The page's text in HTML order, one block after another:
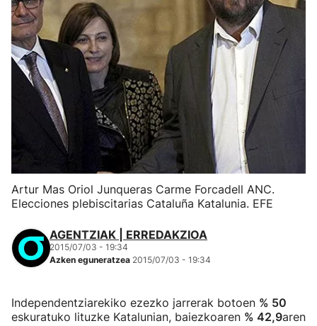
Artur Mas Oriol Junqueras Carme Forcadell ANC.
Elecciones plebiscitarias Cataluña Katalunia. EFE
AGENTZIAK | ERREDAKZIOA
2015/07/03 - 19:34
Azken eguneratzea 2015/07/03 - 19:34
Independentziarekiko ezezko jarrerak botoen % 50
eskuratuko lituzke Katalunian, baiezkoaren % 42,9aren